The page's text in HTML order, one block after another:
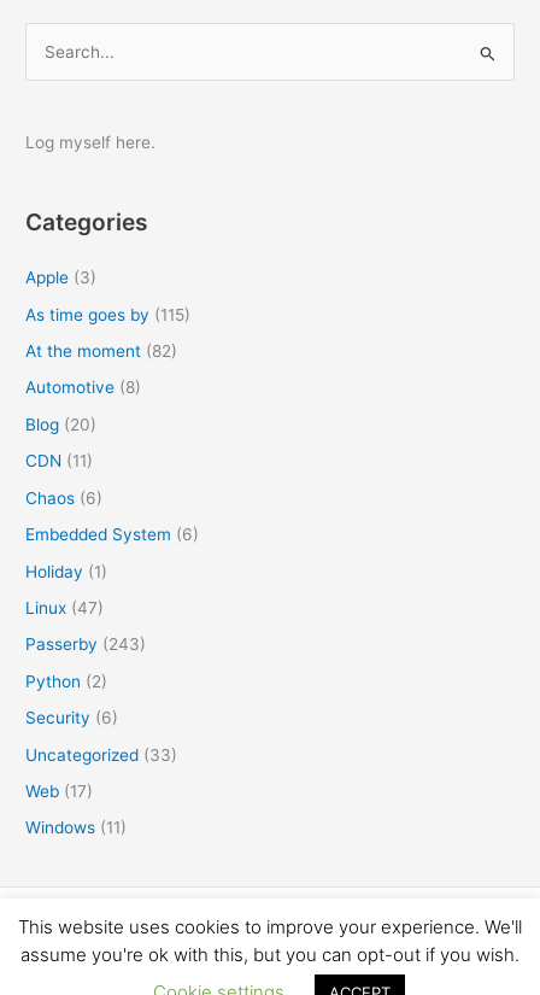
置
默
拉
r
f
Log myself here.
Categories
Apple (3)
As time goes by (115)
At the moment (82)
Automotive (8)
Blog (20)
CDN (11)
Chaos (6)
Embedded System (6)
Holiday (1)
Linux (47)
Passerby (243)
Python (2)
Security (6)
Uncategorized (33)
Web (17)
Windows (11)
Copyright © 2016-2026 矛盾体
This website uses cookies to improve your experience. We'll
assume you're ok with this, but you can opt-out if you wish.